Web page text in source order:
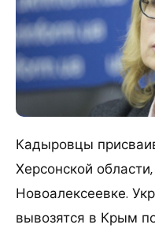
Кадыровцы
Херсонской
Новоалексеевке.
вывозятся в Крым